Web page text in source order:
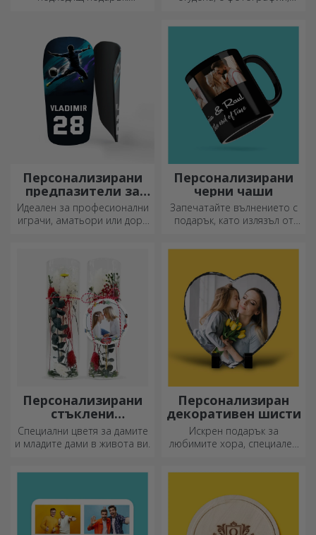
на получателя върху него.
всеки.
Персонализирани
предпазители за
футбол
Идеален за професионални
играчи, аматьори или дори
Персонализирани
черни чаши
Запечатайте вълнението с
подарък, като излязъл от
впечатление на всеки,
който ги получи като
подарък.
Персонализирани
стъклени
орнаменти с
консервирани
цветя
Специални цветя за дамите
и младите дами в живота ви.
Персонализиран
декоративен шисти
Искрен подарък за
любимите хора, специален